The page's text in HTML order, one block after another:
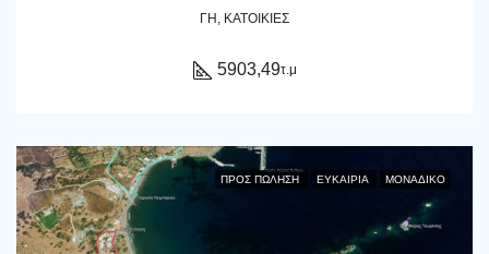
ΓΗ, ΚΑΤΟΙΚΊΕΣ
5903,49τ.μ
ΠΡΟΣ ΠΏΛΗΣΗ ΕΥΚΑΙΡΊΑ ΜΟΝΑΔΙΚΌ